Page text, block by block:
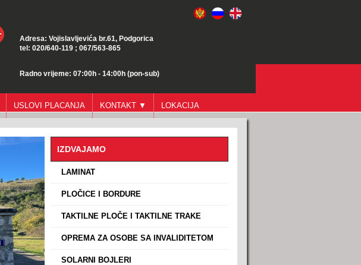
Adresa: Vojislavljevića br.61, Podgorica
tel: 020/640-119 ; 067/563-865
Radno vrijeme: 07:00h - 14:00h (pon-sub)
USLOVI PLACANJA KONTAKT ▼ LOKACIJA
IZDVAJAMO
LAMINAT
PLOČICE I BORDURE
TAKTILNE PLOČE I TAKTILNE TRAKE
OPREMA ZA OSOBE SA INVALIDITETOM
SOLARNI BOJLERI